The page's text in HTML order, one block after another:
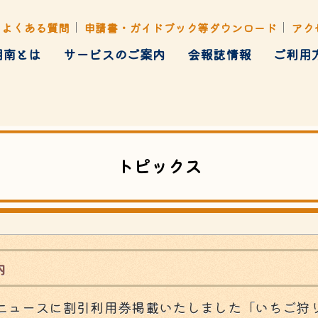
よくある質問 申請書・ガイドブック等ダウンロード アク
とは サービスのご案内
行楽・イベント
各種あっせん
会報誌情報 ご利用
トピックス
ースに割引利用券掲載いたしました「いちご